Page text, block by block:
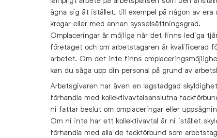
ägna sig åt istället, till exempel på någon av era
krogar eller med annan sysselsättningsgrad.
Omplaceringar är möjliga när det finns lediga
företaget och om arbetstagaren är kvalificerad
arbetet. Om det inte finns
kan du säga upp din personal på grund av
Arbetsgivaren har även en lagstadgad
förhandla med kollektivavtalsanslutna
ni fattar beslut om omplaceringar eller
Om ni inte har ett kollektivavtal är ni istället
förhandla med alla de fackförbund som